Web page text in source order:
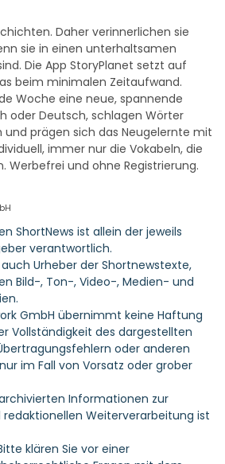
Daher verinnerlichen sie
sie in einen unterhaltsamen
Die App StoryPlanet setzt auf
beim minimalen Zeitaufwand.
Woche eine neue, spannende
oder Deutsch, schlagen Wörter
und prägen sich das Neugelernte mit
immer nur die Vokabeln, die
Werbefrei und ohne Registrierung.
ShortNews ist allein der jeweils
verantwortlich.
Urheber der Shortnewstexte,
Bild-, Ton-, Video-, Medien- und
GmbH übernimmt keine Haftung
Vollständigkeit des dargestellten
oder anderen
im Fall von Vorsatz oder grober
Informationen zur
Weiterverarbeitung ist
klären Sie vor einer